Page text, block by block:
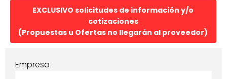
EXCLUSIVO solicitudes de información y/o
cotizaciones
(Propuestas u Ofertas no llegarán al proveedor)
Empresa